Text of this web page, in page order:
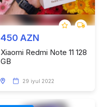
450 AZN
Xiaomi Redmi Note 11 128
GB
29 iyul 2022